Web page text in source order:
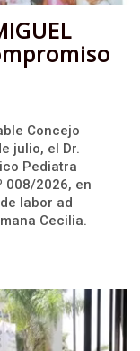
Concejo
julio, el Dr.
Pediatra
008/2026, en
labor ad
Cecilia.